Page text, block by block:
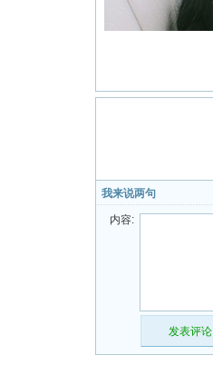
我来说两句
内容:
发表评论